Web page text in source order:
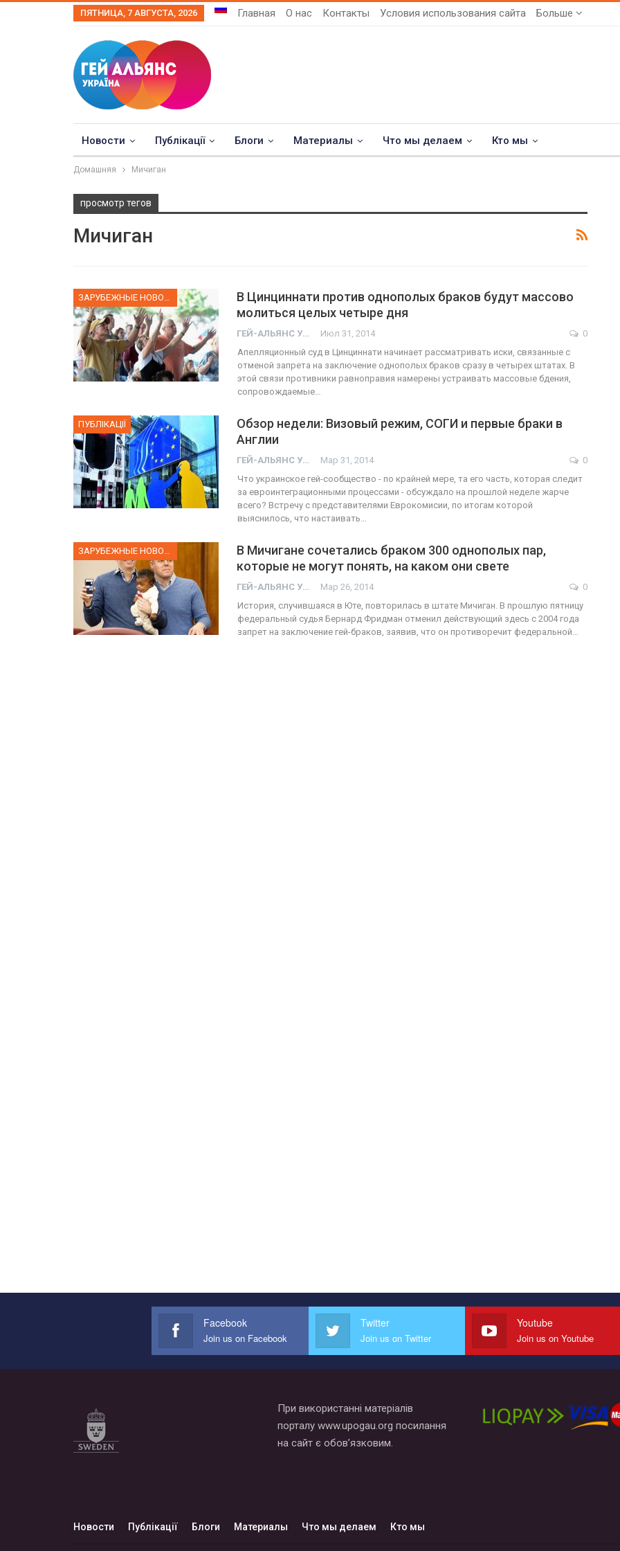
ПЯТНИЦА, 7 АВГУСТА, 2026 Главная О нас Контакты Условия использования сайта Больше
Новости Публікації Блоги Материалы Что мы делаем Кто мы
Домашняя Мичиган
просмотр тегов
Мичиган
В Цинциннати против однополых браков будут массово
молиться целых четыре дня
ГЕЙ-АЛЬЯНС УКРАИНА Июл 31, 2014
0
Апелляционный суд в Цинциннати начинает рассматривать иски, связанные с
отменой запрета на заключение однополых браков сразу в четырех штатах. В
этой связи противники равноправия намерены устраивать массовые бдения,
сопровождаемые…
ПУБЛІКАЦІЇ
Обзор недели: Визовый режим, СОГИ и первые браки в
Англии
ГЕЙ-АЛЬЯНС УКРАИНА Мар 31, 2014
0
Что украинское гей-сообщество - по крайней мере, та его часть, которая следит
за евроинтеграционными процессами - обсуждало на прошлой неделе жарче
всего? Встречу с представителями Еврокомисии, по итогам которой
выяснилось, что настаивать…
В Мичигане сочетались браком 300 однополых пар,
которые не могут понять, на каком они свете
ГЕЙ-АЛЬЯНС УКРАИНА Мар 26, 2014
0
История, случившаяся в Юте, повторилась в штате Мичиган. В прошлую пятницу
федеральный судья Бернард Фридман отменил действующий здесь с 2004 года
запрет на заключение гей-браков, заявив, что он противоречит федеральной…
ФОТО
Прайд в Тель-Авиве собрал 200
тысяч участников
Июн 10, 2017 0
ФОТО
ГЕЙ-АЛЬЯНС УКРАИНА Июл 27, 2017 0
Facebook
Join us on Facebook
Twitter
Join us on Twitter
Youtube
Join us on Youtube
При використанні матеріалів
порталу www.upogau.org посилання
на сайт є обов’язковим.
Новости Публікації Блоги Материалы Что мы делаем Кто мы